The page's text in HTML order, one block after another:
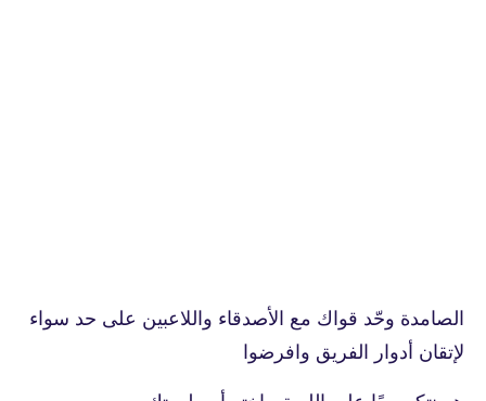
الصامدة وحّد قواك مع الأصدقاء واللاعبين على حد سواء
لإتقان أدوار الفريق وافرضوا